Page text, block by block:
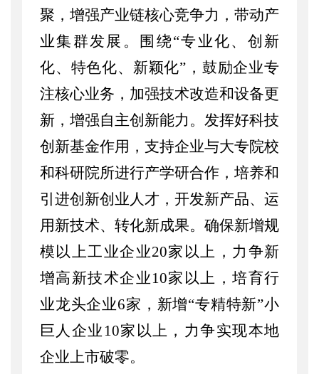
聚，增强产业链核心竞争力，带动产
业集群发展。围绕“专业化、创新
化、特色化、新颖化”，鼓励企业专
注核心业务，加强技术改造和设备更
新，增强自主创新能力。发挥好科技
创新基金作用，支持企业与大专院校
和科研院所进行产学研合作，培养和
引进创新创业人才，开发新产品、运
用新技术、转化新成果。 确保新增规
模以上工业企业20家以上， 力争新
增高新技术企业10家以上，培育行
业龙头企业6家， 新增“专精特新”小
巨人企业 10家以上 ，力争实现本地
企业上市破零。